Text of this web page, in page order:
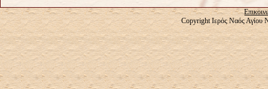
Copyright Ιερός Ναός Αγίου